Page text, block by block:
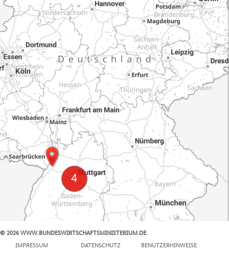
© 2026 WWW.BUNDESWIRTSCHAFTSMINISTERIUM.DE
IMPRESSUM
DATENSCHUTZ BENUTZERHINWEISE